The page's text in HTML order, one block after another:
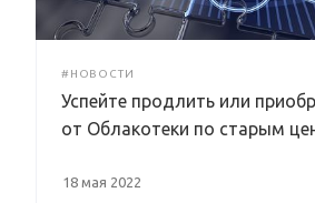
#НОВОСТИ
Успейте продлить или
от Облакотеки по старым
18 мая 2022